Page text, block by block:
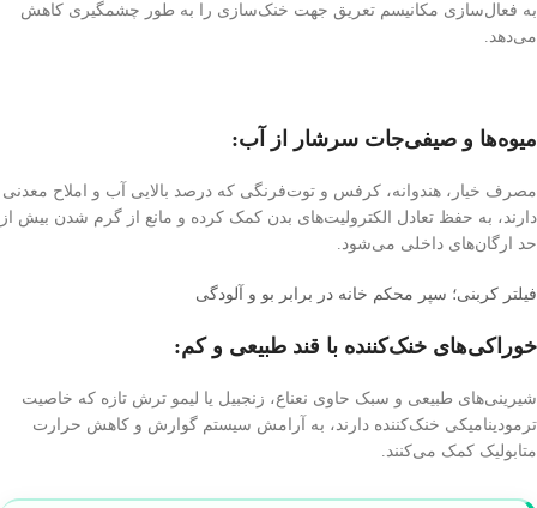
به فعال‌سازی مکانیسم تعریق جهت خنک‌سازی را به طور چشمگیری کاهش
می‌دهد.
میوه‌ها و صیفی‌جات سرشار از آب:
مصرف خیار، هندوانه، کرفس و توت‌فرنگی که درصد بالایی آب و املاح معدنی
دارند، به حفظ تعادل الکترولیت‌های بدن کمک کرده و مانع از گرم شدن بیش از
حد ارگان‌های داخلی می‌شود.
فیلتر کربنی؛ سپر محکم خانه در برابر بو و آلودگی
خوراکی‌های خنک‌کننده با قند طبیعی و کم:
شیرینی‌های طبیعی و سبک حاوی نعناع، زنجبیل یا لیمو ترش تازه که خاصیت
ترمودینامیکی خنک‌کننده دارند، به آرامش سیستم گوارش و کاهش حرارت
متابولیک کمک می‌کنند.